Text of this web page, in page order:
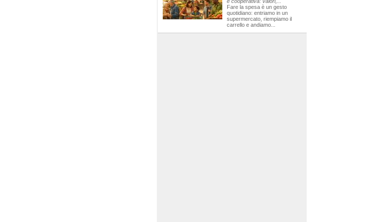
Fare la spesa è un gesto
quotidiano: entriamo in un
supermercato, riempiamo il
carrello e andiamo...